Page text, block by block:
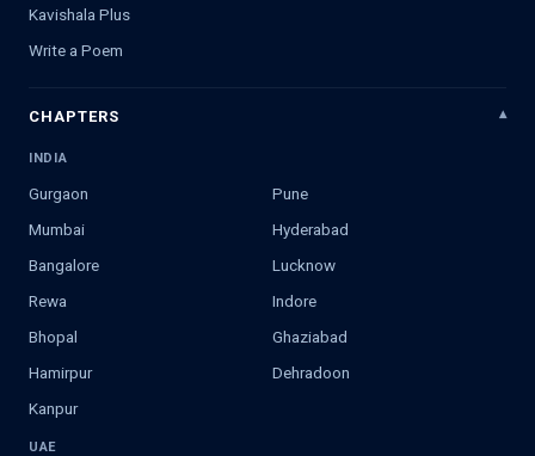
Kavishala Plus
Write a Poem
CHAPTERS
INDIA
Gurgaon
Pune
Mumbai
Hyderabad
Bangalore
Lucknow
Rewa
Indore
Bhopal
Ghaziabad
Hamirpur
Dehradoon
Kanpur
UAE